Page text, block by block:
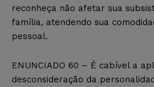
reconheça não afetar sua
família, atendendo sua
pessoal.
ENUNCIADO 60 – É cabível a
desconsideração da